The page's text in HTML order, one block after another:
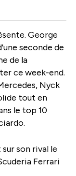
George
seconde de
de la
ce week-end.
Nyck
tout en
le top 10
son rival le
Ferrari